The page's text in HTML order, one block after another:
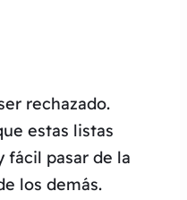
rechazado.
estas listas
fácil pasar de la
los demás.